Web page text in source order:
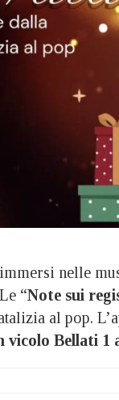
nelle
“Note sui
al pop.
Bellati 1